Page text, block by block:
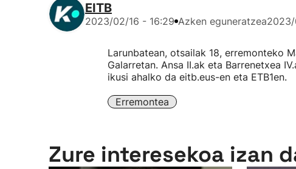
EITB
2023/02/16 - 16:29 Azken eguneratzea
Larunbatean, otsailak 18, erremonteko
Galarretan. Ansa II.ak eta Barrenetxea
ikusi ahalko da eitb.eus-en eta ETB1en.
Erremontea
Zure interesekoa izan